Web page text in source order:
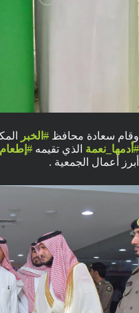
وقام سعادة محافظ # الخبر
# أدمها_نعمة الذي تقيمه # إطعام
أبرز أعمال الجمعية .